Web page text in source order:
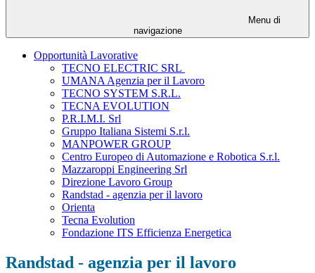
Menu di
navigazione
Opportunità Lavorative
TECNO ELECTRIC SRL
UMANA Agenzia per il Lavoro
TECNO SYSTEM S.R.L.
TECNA EVOLUTION
P.R.I.M.I. Srl
Gruppo Italiana Sistemi S.r.l.
MANPOWER GROUP
Centro Europeo di Automazione e Robotica S.r.l.
Mazzaroppi Engineering Srl
Direzione Lavoro Group
Randstad - agenzia per il lavoro
Orienta
Tecna Evolution
Fondazione ITS Efficienza Energetica
Randstad - agenzia per il lavoro